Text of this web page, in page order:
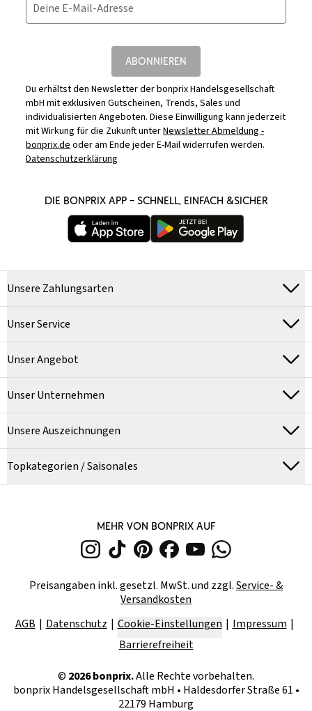
Deine E-Mail-Adresse
ABONNIEREN
Du erhältst den Newsletter der bonprix Handelsgesellschaft
mbH mit exklusiven Gutscheinen, Trends, Sales und
individualisierten Angeboten. Diese Einwilligung kann jederzeit
mit Wirkung für die Zukunft unterNewsletter Abmeldung -
bonprix.deoder am Ende jeder E-Mail widerrufen werden.
Datenschutzerklärung
DIE BONPRIX APP – SCHNELL, EINFACH &SICHER
Unsere Zahlungsarten
Unser Service
Unser Angebot
Unser Unternehmen
Unsere Auszeichnungen
Topkategorien / Saisonales
MEHR VON BONPRIX AUF
Preisangaben inkl. gesetzl. MwSt. und zzgl.Service- &
Versandkosten
AGB
Datenschutz Cookie-Einstellungen
Impressum
Barrierefreiheit
© 2026bonprix.Alle Rechte vorbehalten.
bonprix Handelsgesellschaft mbH • Haldesdorfer Straße 61 •
22179 Hamburg